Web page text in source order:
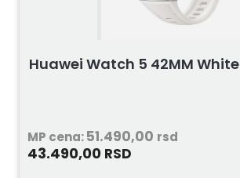
Huawei Watch 5 42MM White
MP cena:51.490,00 rsd
43.490,00 RSD